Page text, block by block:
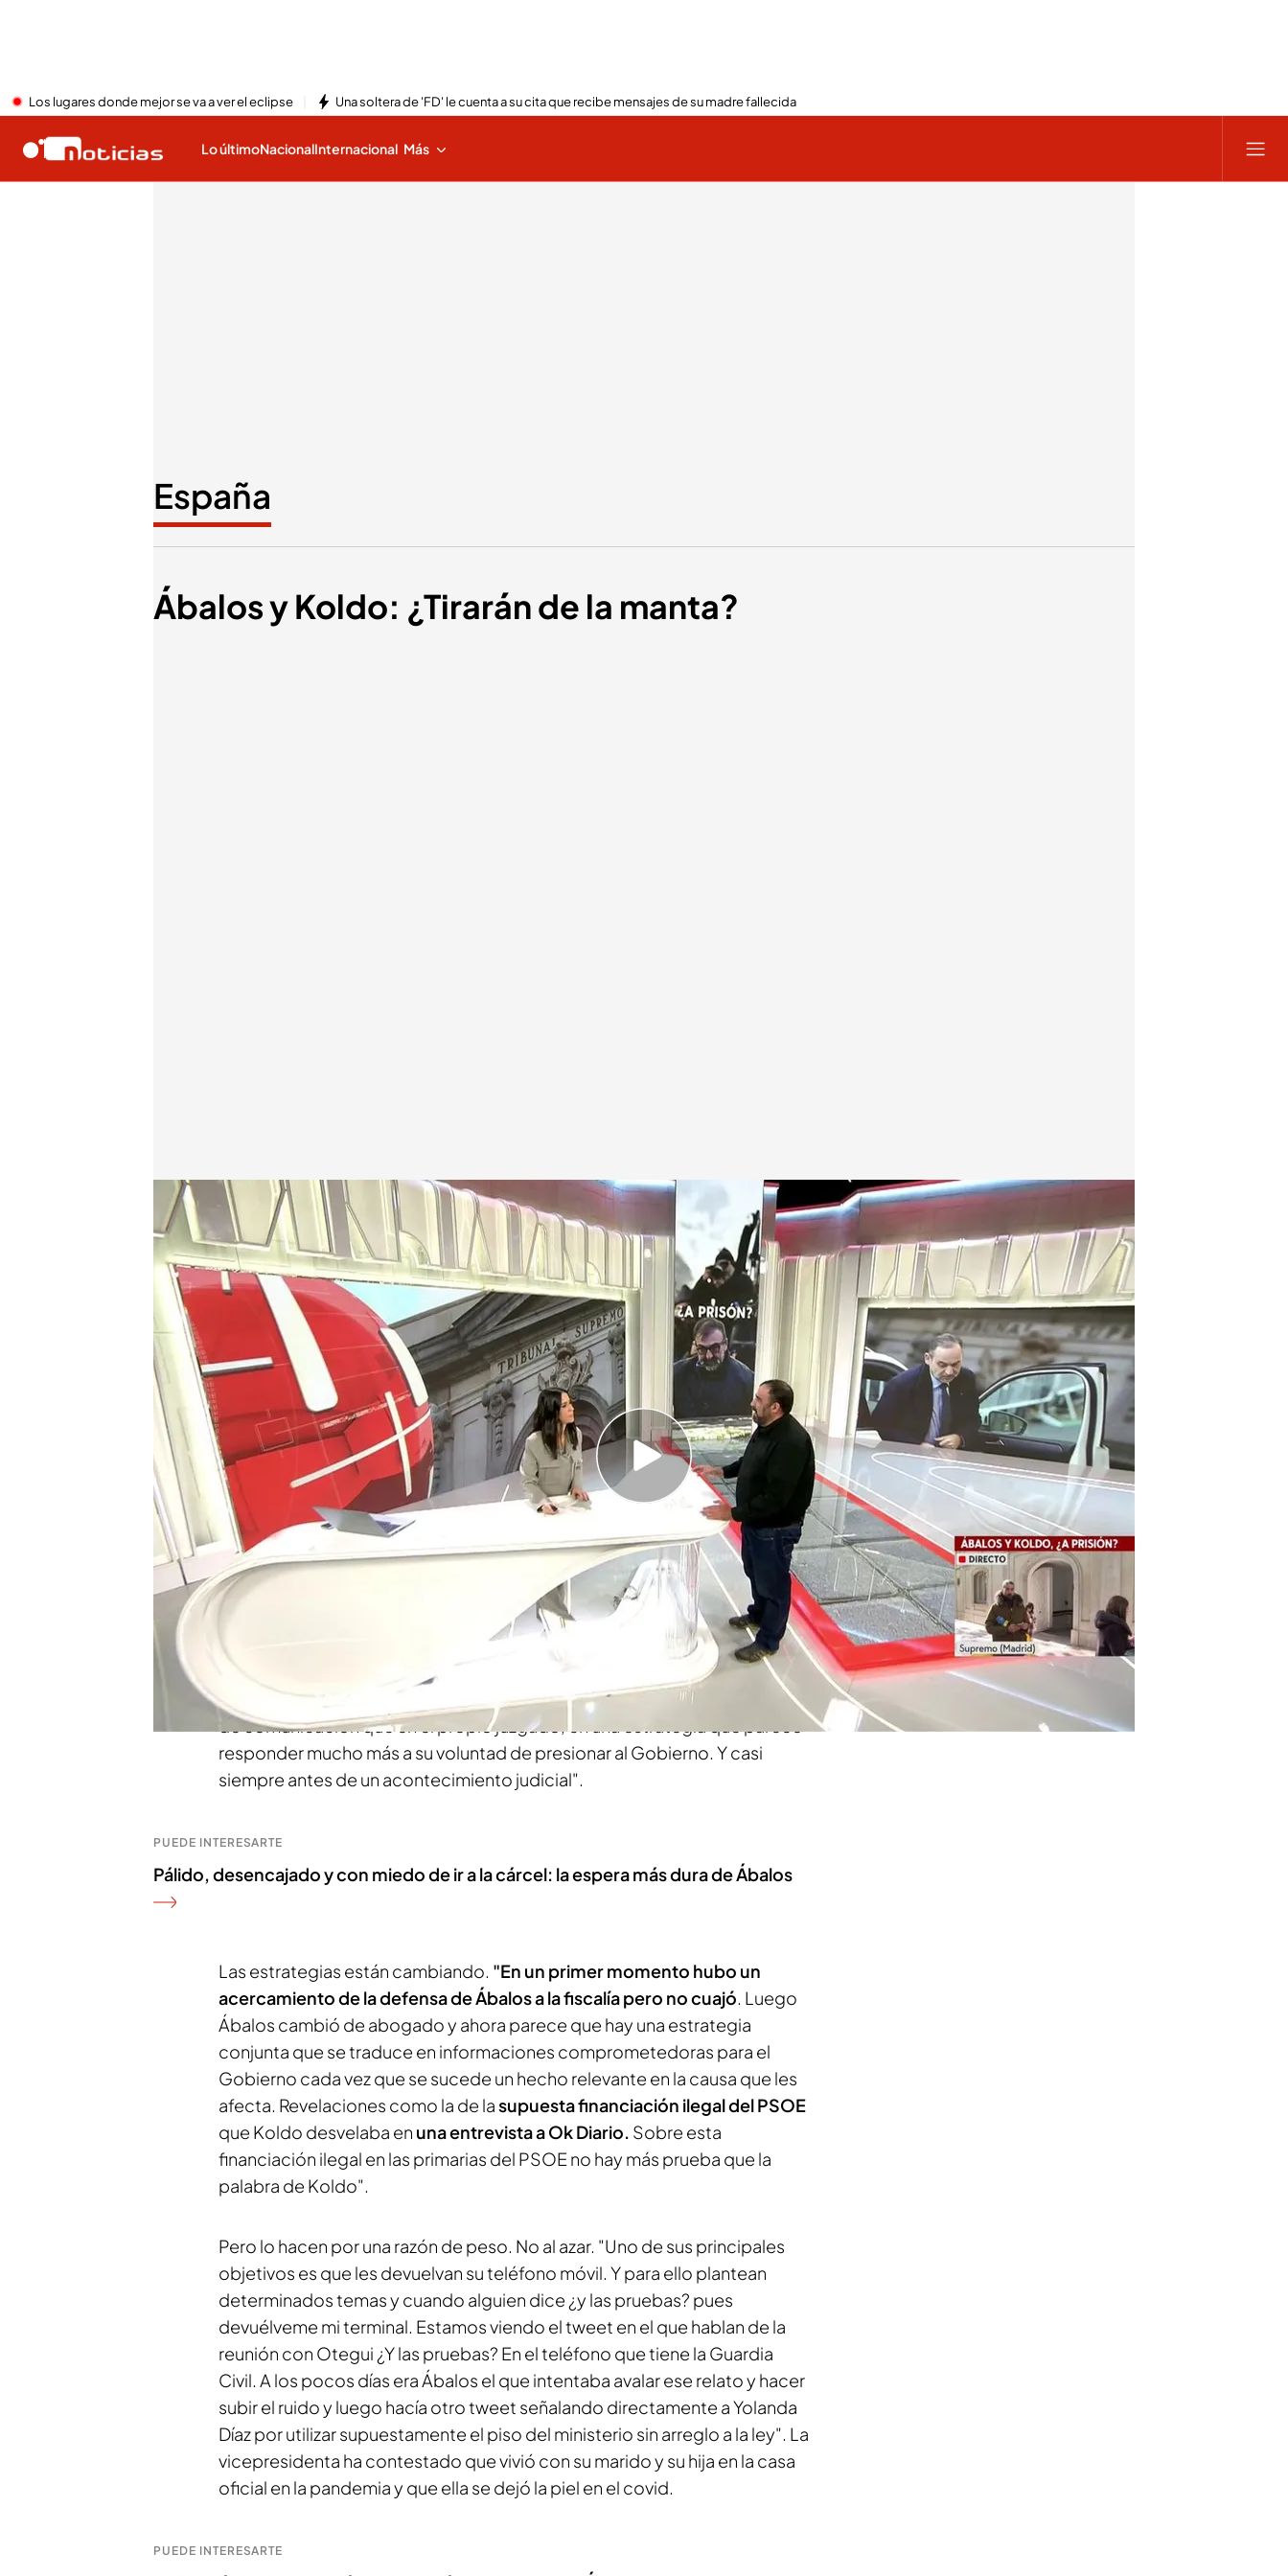
Los lugares donde mejor se va a ver el eclipse Una soltera de 'FD' le cuenta a su cita que recibe mensajes de su madre fallecida
Lo últimoNacionalInternacional Más
España
Ábalos y Koldo: ¿Tirarán de la manta?
Una imagen de Daniel Montero con Alba Lago analizando los siguientes pasos de Ábalos y Koldo.
Daniel Montero
27 NOV 2025 - 15:28h.
El procedimiento está casi cerrado así que la rebaja de pena por
colaborar ahora mismo sería muy baja.
La pregunta ahora es ¿tirarán de la manta Ábalos y Koldo?
Compartir
Ábalos y Koldo a un paso de entrar en prisión
y una sola pregunta. ¿Tirarán
de la manta? Dani Montero, jefe de Investigación Noticias Cuatro adelanta
qué puede pasar ahora.
"Tirar de la manta, tira uno en el juzgado. Y no hay que olvidar que cuando
uno tira de la manta se le pueden quedar los pies fríos. Pero tanto Ábalos
como Koldo se están especializando en hablar mucho más en los medios
de comunicación que en el propio juzgado, en una estrategia que parece
responder mucho más a su voluntad de presionar al Gobierno. Y casi
siempre antes de un acontecimiento judicial".
PUEDE INTERESARTE
Pálido, desencajado y con miedo de ir a la cárcel: la espera más dura de Ábalos
Las estrategias están cambiando. "En un primer momento hubo un
acercamiento de la defensa de Ábalos a la fiscalía pero no cuajó. Luego
Ábalos cambió de abogado y ahora parece que hay una estrategia
conjunta que se traduce en informaciones comprometedoras para el
Gobierno cada vez que se sucede un hecho relevante en la causa que les
afecta. Revelaciones como la de lasupuesta financiación ilegal del PSOE
que Koldo desvelaba en una entrevista a Ok Diario. Sobre esta
financiación ilegal en las primarias del PSOE no hay más prueba que la
palabra de Koldo".
Pero lo hacen por una razón de peso. No al azar. "Uno de sus principales
objetivos es que les devuelvan su teléfono móvil. Y para ello plantean
determinados temas y cuando alguien dice ¿y las pruebas? pues
devuélveme mi terminal. Estamos viendo el tweet en el que hablan de la
reunión con Otegui ¿Y las pruebas? En el teléfono que tiene la Guardia
Civil. A los pocos días era Ábalos el que intentaba avalar ese relato y hacer
subir el ruido y luego hacía otro tweet señalando directamente a Yolanda
Díaz por utilizar supuestamente el piso del ministerio sin arreglo a la ley". La
vicepresidenta ha contestado que vivió con su marido y su hija en la casa
oficial en la pandemia y que ella se dejó la piel en el covid.
PUEDE INTERESARTE